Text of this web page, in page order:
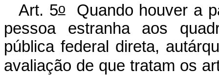
Art. 5oQuando houver a
pessoa estranha aos
pública federal direta,
avaliação de que tratam os